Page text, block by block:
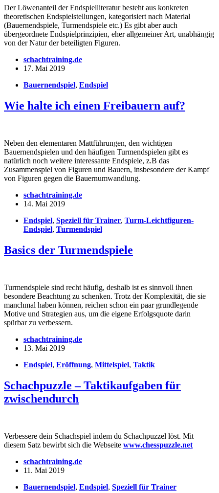
Der Löwenanteil der Endspielliteratur besteht aus konkreten
theoretischen Endspielstellungen, kategorisiert nach Material
(Bauernendspiele, Turmendspiele etc.) Es gibt aber auch
übergeordnete Endspielprinzipien, eher allgemeiner Art, unabhängig
von der Natur der beteiligten Figuren.
schachtraining.de
17. Mai 2019
Bauernendspiel, Endspiel
Wie halte ich einen Freibauern auf?
Neben den elementaren Mattführungen, den wichtigen
Bauernendspielen und den häufigen Turmendspielen gibt es
natürlich noch weitere interessante Endspiele, z.B das
Zusammenspiel von Figuren und Bauern, insbesondere der Kampf
von Figuren gegen die Bauernumwandlung.
schachtraining.de
14. Mai 2019
Endspiel, Speziell für Trainer, Turm-Leichtfiguren-
Endspiel, Turmendspiel
Basics der Turmendspiele
Turmendspiele sind recht häufig, deshalb ist es sinnvoll ihnen
besondere Beachtung zu schenken. Trotz der Komplexität, die sie
manchmal haben können, reichen schon ein paar grundlegende
Motive und Strategien aus, um die eigene Erfolgsquote darin
spürbar zu verbessern.
schachtraining.de
13. Mai 2019
Endspiel, Eröffnung, Mittelspiel, Taktik
Schachpuzzle – Taktikaufgaben für
zwischendurch
Verbessere dein Schachspiel indem du Schachpuzzel löst. Mit
diesem Satz bewirbt sich die Webseite www.chesspuzzle.net
schachtraining.de
11. Mai 2019
Bauernendspiel, Endspiel, Speziell für Trainer